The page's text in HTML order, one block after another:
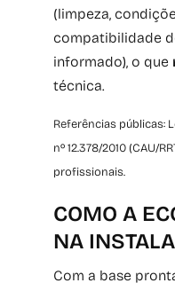
(limpeza,
compatibilidade
informado), o que
técnica.
Referências públicas:
nº 12.378/2010 (CAU/
profissionais.
COMO A
NA
Com a base